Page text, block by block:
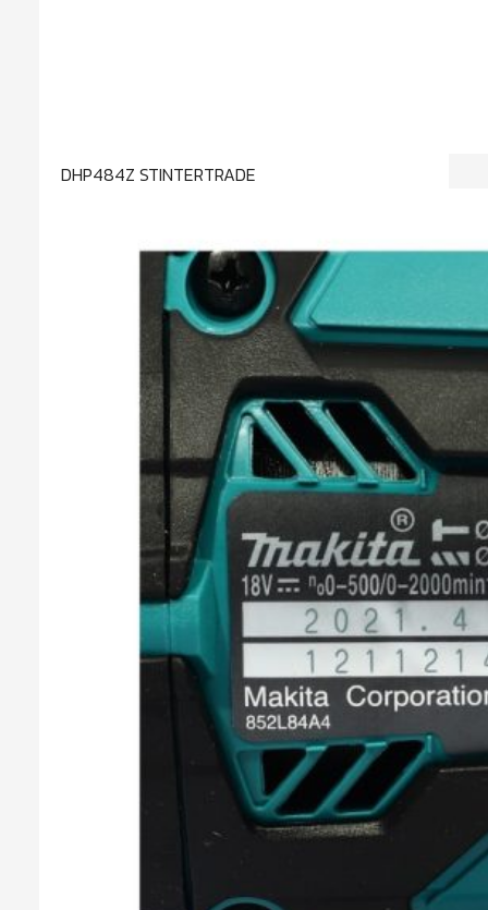
DHP484Z STINTERTRADE